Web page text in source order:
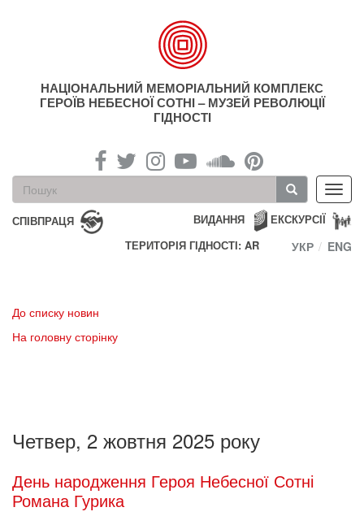
НАЦІОНАЛЬНИЙ МЕМОРІАЛЬНИЙ КОМПЛЕКС
ГЕРОЇВ НЕБЕСНОЇ СОТНІ – МУЗЕЙ РЕВОЛЮЦІЇ
ГІДНОСТІ
Пошукова
форма
Пошук
СПІВПРАЦЯ ЕКСКУРСІЇ
ВИДАННЯ
ТЕРИТОРІЯ ГІДНОСТІ: AR
УКР ENG
До списку новин
На головну сторінку
Четвер, 2 жовтня 2025 року
День народження Героя Небесної Сотні
Романа Гурика